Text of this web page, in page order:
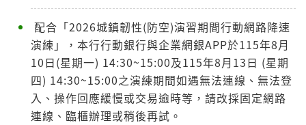
配合「2026城鎮韌性(防空)演習期間行動網路降速
演練」，本行行動銀行與企業網銀APP於115年8月
10日(星期一) 14:30~15:00及115年8月13日 (星期
四) 14:30~15:00之演練期間如遇無法連線、無法登
入、操作回應緩慢或交易逾時等，請改採固定網路
連線、臨櫃辦理或稍後再試。